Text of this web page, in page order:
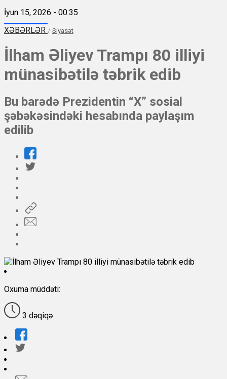
İyun 15, 2026 - 00:35
XƏBƏRLƏR / Siyasət
İlham Əliyev Trampı 80 illiyi
münasibətilə təbrik edib
Bu barədə Prezidentin “X” sosial
şəbəkəsindəki hesabında paylaşım
edilib
Oxuma müddəti:
3 dəqiqə